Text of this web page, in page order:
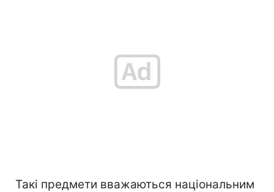
Такі предмети вважаються національним